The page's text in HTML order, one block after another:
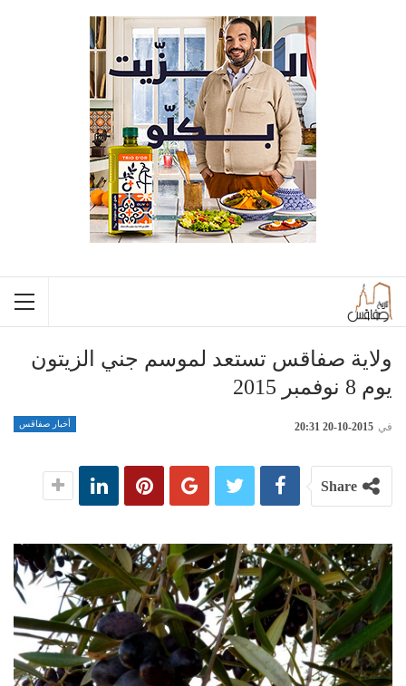
ولاية صفاقس تستعد لموسم جني الزيتون
يوم 8 نوفمبر 2015
أخبار صفاقس في 2015-10-20 20:31
Share